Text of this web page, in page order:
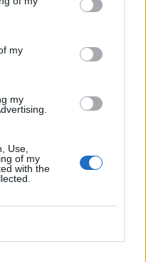
my
my
Use,
of my
with the
az etnikai párttól,
a regionális
mozgósítás
kisebbség pártja
a legkevesebb volt,
Ez arra utal, hogy
volt a